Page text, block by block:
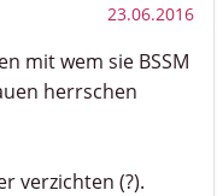
23.06.2016
mit wem sie BSSM
herrschen
verzichten (?).